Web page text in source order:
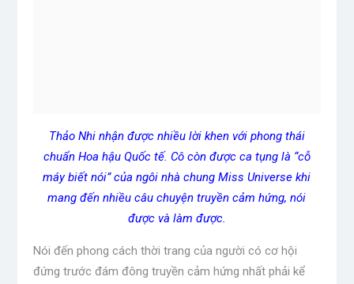
Thảo Nhi nhận được nhiều lời khen với phong thái
chuẩn Hoa hậu Quốc tế. Cô còn được ca tụng là “cỗ
máy biết nói” của ngôi nhà chung Miss Universe khi
mang đến nhiều câu chuyện truyền cảm hứng, nói
được và làm được.
Nói đến phong cách thời trang của người có cơ hội
đứng trước đám đông truyền cảm hứng nhất phải kể